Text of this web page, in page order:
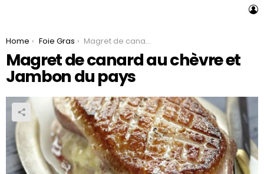
You are here:
Home Foie Gras Magret de canard au chèvre et Jambon du pays
Magret de canard au chèvre et
Jambon du pays